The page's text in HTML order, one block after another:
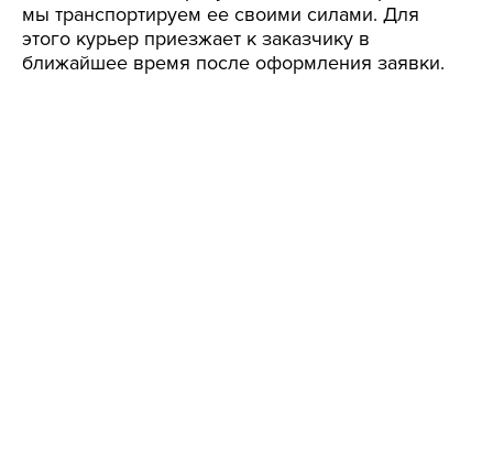
мы транспортируем ее своими силами. Для
этого курьер приезжает к заказчику в
ближайшее время после оформления заявки.